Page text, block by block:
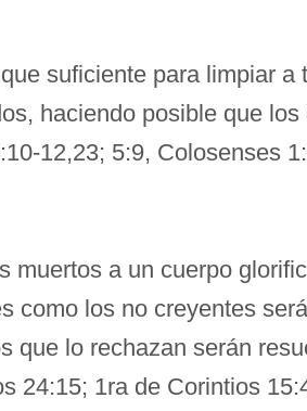
suficiente para limpiar a
haciendo posible que
12,23; 5:9, Colosenses
a un cuerpo
como los no creyentes
que lo rechazan serán
24:15; 1ra de Corintios